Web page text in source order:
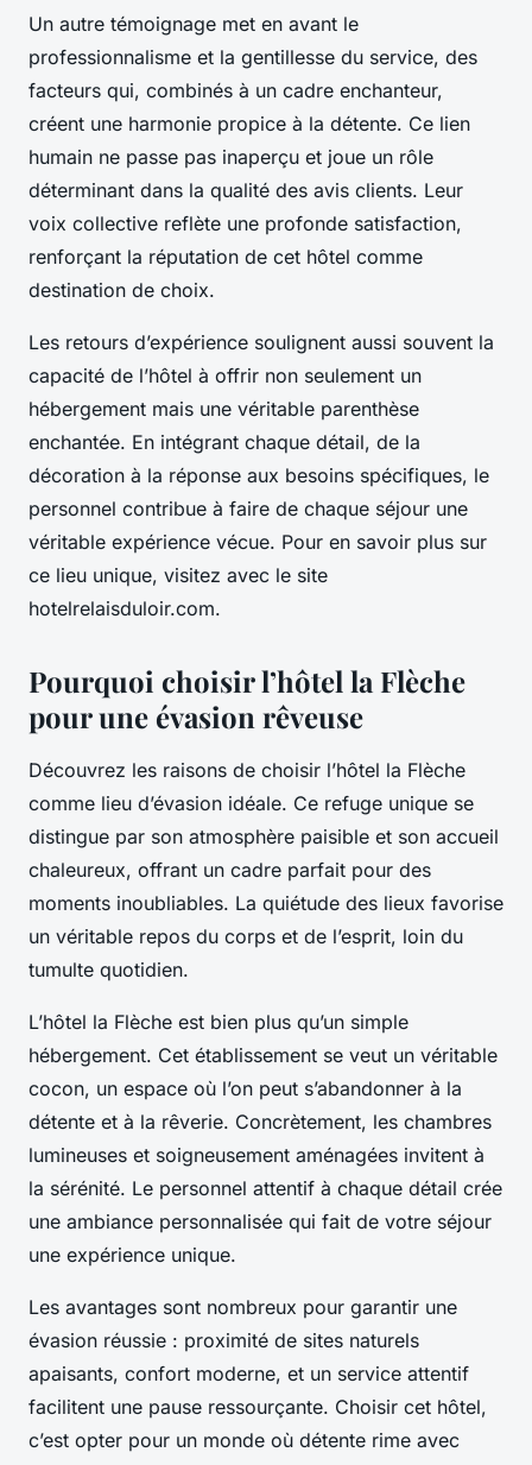
Un autre témoignage met en avant le
professionnalisme et la gentillesse du service, des
facteurs qui, combinés à un cadre enchanteur,
créent une harmonie propice à la détente. Ce lien
humain ne passe pas inaperçu et joue un rôle
déterminant dans la qualité des avis clients. Leur
voix collective reflète une profonde satisfaction,
renforçant la réputation de cet hôtel comme
destination de choix.
Les retours d’expérience soulignent aussi souvent la
capacité de l’hôtel à offrir non seulement un
hébergement mais une véritable parenthèse
enchantée. En intégrant chaque détail, de la
décoration à la réponse aux besoins spécifiques, le
personnel contribue à faire de chaque séjour une
véritable expérience vécue. Pour en savoir plus sur
ce lieu unique, visitez avec le site
hotelrelaisduloir.com.
Pourquoi choisir l’hôtel la Flèche
pour une évasion rêveuse
Découvrez les raisons de choisir l’hôtel la Flèche
comme lieu d’évasion idéale. Ce refuge unique se
distingue par son atmosphère paisible et son accueil
chaleureux, offrant un cadre parfait pour des
moments inoubliables. La quiétude des lieux favorise
un véritable repos du corps et de l’esprit, loin du
tumulte quotidien.
L’hôtel la Flèche est bien plus qu’un simple
hébergement. Cet établissement se veut un véritable
cocon, un espace où l’on peut s’abandonner à la
détente et à la rêverie. Concrètement, les chambres
lumineuses et soigneusement aménagées invitent à
la sérénité. Le personnel attentif à chaque détail crée
une ambiance personnalisée qui fait de votre séjour
une expérience unique.
Les avantages sont nombreux pour garantir une
évasion réussie : proximité de sites naturels
apaisants, confort moderne, et un service attentif
facilitent une pause ressourçante. Choisir cet hôtel,
c’est opter pour un monde où détente rime avec